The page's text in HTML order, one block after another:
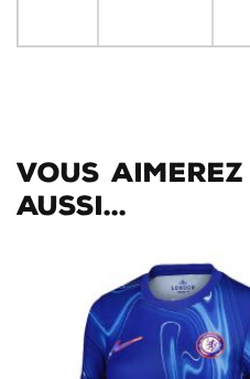
Vous
aussi...